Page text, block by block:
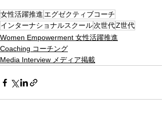
女性活躍推進 エグゼクティブコーチ
インターナショナルスクール次世代Z世代
Women Empowerment 女性活躍推進
Coaching コーチング
Media Interview メディア掲載